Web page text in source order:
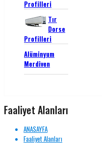
Profilleri
Tır
Dorse
Profilleri
Alüminyum
Merdiven
Faaliyet Alanları
ANASAYFA
Faaliyet Alanları